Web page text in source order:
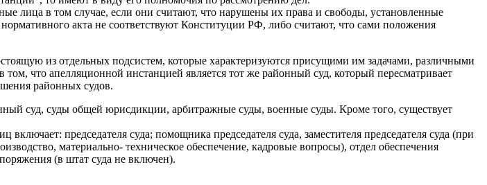
лица в том случае, если они считают, что нарушены их права и свободы, установленные
акта не соответствуют Конституции РФ, либо считают, что сами положения
из отдельных подсистем, которые характеризуются присущими им задачами, различными
что апелляционной инстанцией является тот же районный суд, который пересматривает
районных судов.
суд, суды общей юрисдикции, арбитражные суды, военные суды. Кроме того, существует
председателя суда; помощника председателя суда, заместителя председателя суда (при
материально- техническое обеспечение, кадровые вопросы), отдел обеспечения
(в штат суда не включен).